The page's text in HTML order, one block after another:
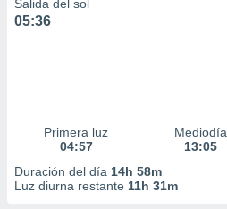
Salida del sol
05:36
Primera luz
04:57
Mediodía
13:05
Duración del día 14h 58m
Luz diurna restante 11h 31m